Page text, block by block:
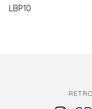
LBP10